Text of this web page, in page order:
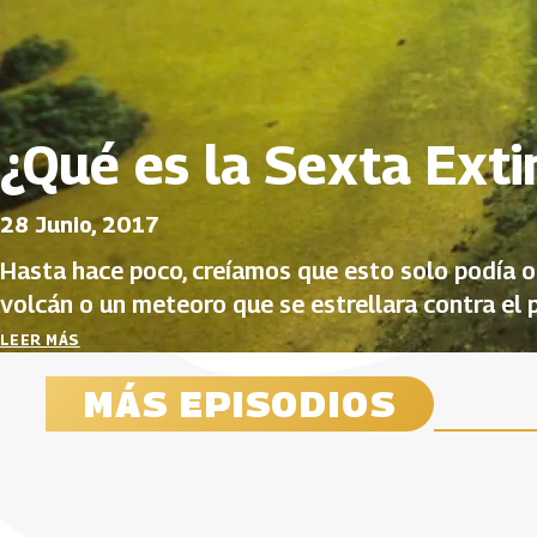
¿Qué es la Sexta
28 Junio, 2017
Hasta hace poco, creíamos que esto solo podía
volcán o un meteoro que se estrellara contra el
que estamos en medio de otro periodo de
vez, somos nosotros.
LEER MÁS
MÁS EPISODIOS
¿Qué